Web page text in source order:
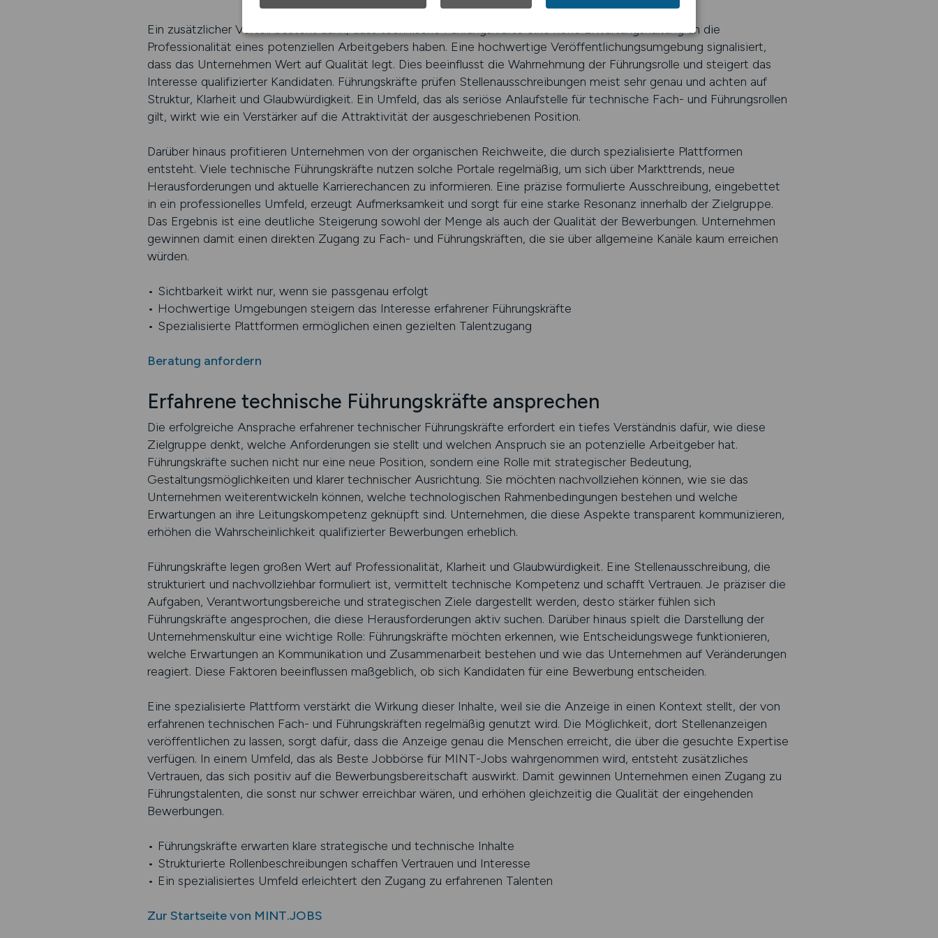
Ein zusätzlicher Vorteil besteht darin, dass technische Führungskräfte eine hohe Erwartungshaltung an die
Professionalität eines potenziellen Arbeitgebers haben. Eine hochwertige Veröffentlichungsumgebung signalisiert,
dass das Unternehmen Wert auf Qualität legt. Dies beeinflusst die Wahrnehmung der Führungsrolle und steigert das
Interesse qualifizierter Kandidaten. Führungskräfte prüfen Stellenausschreibungen meist sehr genau und achten auf
Struktur, Klarheit und Glaubwürdigkeit. Ein Umfeld, das als seriöse Anlaufstelle für technische Fach- und Führungsrollen
gilt, wirkt wie ein Verstärker auf die Attraktivität der ausgeschriebenen Position.
Darüber hinaus profitieren Unternehmen von der organischen Reichweite, die durch spezialisierte Plattformen
entsteht. Viele technische Führungskräfte nutzen solche Portale regelmäßig, um sich über Markttrends, neue
Herausforderungen und aktuelle Karrierechancen zu informieren. Eine präzise formulierte Ausschreibung, eingebettet
in ein professionelles Umfeld, erzeugt Aufmerksamkeit und sorgt für eine starke Resonanz innerhalb der Zielgruppe.
Das Ergebnis ist eine deutliche Steigerung sowohl der Menge als auch der Qualität der Bewerbungen. Unternehmen
gewinnen damit einen direkten Zugang zu Fach- und Führungskräften, die sie über allgemeine Kanäle kaum erreichen
würden.
• Sichtbarkeit wirkt nur, wenn sie passgenau erfolgt
• Hochwertige Umgebungen steigern das Interesse erfahrener Führungskräfte
• Spezialisierte Plattformen ermöglichen einen gezielten Talentzugang
Beratung anfordern
Erfahrene technische Führungskräfte ansprechen
Die erfolgreiche Ansprache erfahrener technischer Führungskräfte erfordert ein tiefes Verständnis dafür, wie diese
Zielgruppe denkt, welche Anforderungen sie stellt und welchen Anspruch sie an potenzielle Arbeitgeber hat.
Führungskräfte suchen nicht nur eine neue Position, sondern eine Rolle mit strategischer Bedeutung,
Gestaltungsmöglichkeiten und klarer technischer Ausrichtung. Sie möchten nachvollziehen können, wie sie das
Unternehmen weiterentwickeln können, welche technologischen Rahmenbedingungen bestehen und welche
Erwartungen an ihre Leitungskompetenz geknüpft sind. Unternehmen, die diese Aspekte transparent kommunizieren,
erhöhen die Wahrscheinlichkeit qualifizierter Bewerbungen erheblich.
Führungskräfte legen großen Wert auf Professionalität, Klarheit und Glaubwürdigkeit. Eine Stellenausschreibung, die
strukturiert und nachvollziehbar formuliert ist, vermittelt technische Kompetenz und schafft Vertrauen. Je präziser die
Aufgaben, Verantwortungsbereiche und strategischen Ziele dargestellt werden, desto stärker fühlen sich
Führungskräfte angesprochen, die diese Herausforderungen aktiv suchen. Darüber hinaus spielt die Darstellung der
Unternehmenskultur eine wichtige Rolle: Führungskräfte möchten erkennen, wie Entscheidungswege funktionieren,
welche Erwartungen an Kommunikation und Zusammenarbeit bestehen und wie das Unternehmen auf Veränderungen
reagiert. Diese Faktoren beeinflussen maßgeblich, ob sich Kandidaten für eine Bewerbung entscheiden.
Eine spezialisierte Plattform verstärkt die Wirkung dieser Inhalte, weil sie die Anzeige in einen Kontext stellt, der von
erfahrenen technischen Fach- und Führungskräften regelmäßig genutzt wird. Die Möglichkeit, dort Stellenanzeigen
veröffentlichen zu lassen, sorgt dafür, dass die Anzeige genau die Menschen erreicht, die über die gesuchte Expertise
verfügen. In einem Umfeld, das als Beste Jobbörse für MINT-Jobs wahrgenommen wird, entsteht zusätzliches
Vertrauen, das sich positiv auf die Bewerbungsbereitschaft auswirkt. Damit gewinnen Unternehmen einen Zugang zu
Führungstalenten, die sonst nur schwer erreichbar wären, und erhöhen gleichzeitig die Qualität der eingehenden
Bewerbungen.
• Führungskräfte erwarten klare strategische und technische Inhalte
• Strukturierte Rollenbeschreibungen schaffen Vertrauen und Interesse
• Ein spezialisiertes Umfeld erleichtert den Zugang zu erfahrenen Talenten
Zur Startseite von MINT.JOBS